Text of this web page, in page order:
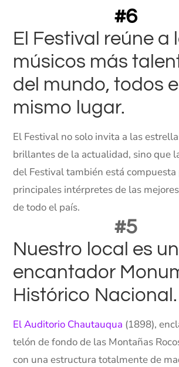
#6
El Festival reúne a
músicos más
del mundo, todos
mismo lugar.
El Festival no solo invita a las
brillantes de la actualidad, sino que
del Festival también está compuesta
principales intérpretes de las
de todo el país.
#5
Nuestro local es un
encantador
Histórico Nacional.
El Auditorio Chautauqua (1898),
telón de fondo de las Montañas
con una estructura totalmente de